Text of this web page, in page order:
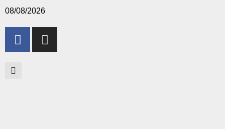
08/08/2026